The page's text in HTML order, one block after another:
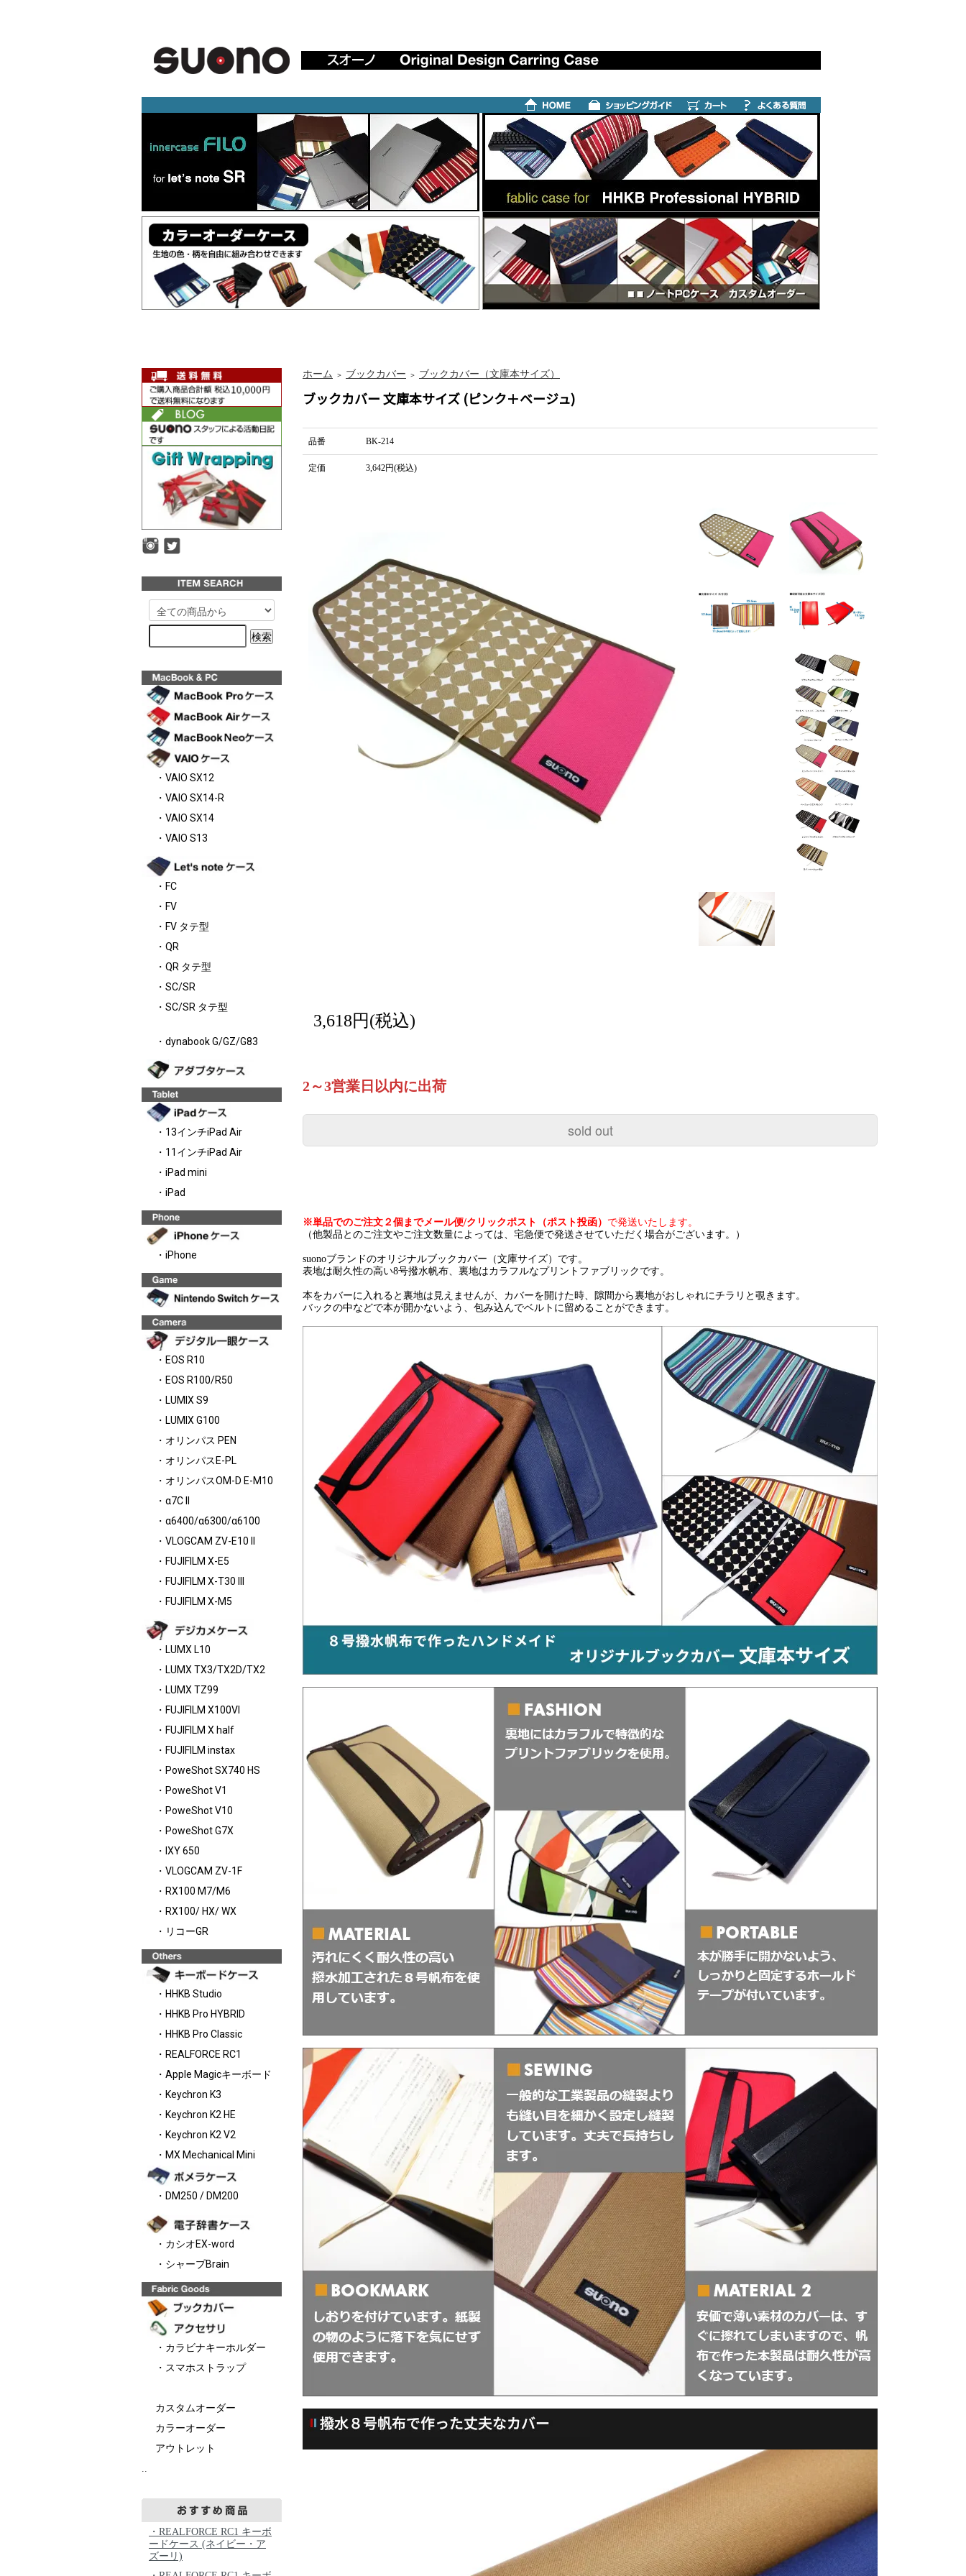
・VAIO SX12
・VAIO SX14-R
・VAIO SX14
・VAIO S13
・FC
・FV
・FV タテ型
・QR
・QR タテ型
・SC/SR
・SC/SR タテ型
・dynabook G/GZ/G83
・13インチiPad Air
・11インチiPad Air
・iPad mini
・iPad
・iPhone
・EOS R10
・EOS R100/R50
・LUMIX S9
・LUMIX G100
・オリンパス PEN
・オリンパスE-PL
・オリンパスOM-D E-M10
・α7C II
・α6400/α6300/α6100
・VLOGCAM ZV-E10 II
・FUJIFILM X-E5
・FUJIFILM X-T30 III
・FUJIFILM X-M5
・LUMX L10
・LUMX TX3/TX2D/TX2
・LUMX TZ99
・FUJIFILM X100VI
・FUJIFILM X half
・FUJIFILM instax
・PoweShot SX740 HS
・PoweShot V1
・PoweShot V10
・PoweShot G7X
・IXY 650
・VLOGCAM ZV-1F
・RX100 M7/M6
・RX100/ HX/ WX
・リコーGR
・HHKB Studio
・HHKB Pro HYBRID
・HHKB Pro Classic
・REALFORCE RC1
・Apple Magicキーボード
・Keychron K3
・Keychron K2 HE
・Keychron K2 V2
・MX Mechanical Mini
・DM250 / DM200
・カシオEX-word
・シャープBrain
・カラビナキーホルダー
・スマホストラップ
カスタムオーダー
カラーオーダー
アウトレット
..
・REALFORCE RC1 キーボ
ードケース (ネイビー・ア
ズーリ)
ホーム ＞ ブックカバー ＞ ブックカバー（文庫本サイズ）
ブックカバー 文庫本サイズ (ピンク＋ベージュ)
品番 BK-214
定価 3,642円(税込)
3,618円(税込)
2～3営業日以内に出荷
sold out
※単品でのご注文２個までメール便/クリックポスト（ポスト投函） で発送いたします。
（他製品とのご注文やご注文数量によっては、宅急便で発送させていただく場合がございます。）
suonoブランドのオリジナルブックカバー（文庫サイズ）です。
表地は耐久性の高い8号撥水帆布、裏地はカラフルなプリントファブリックです。
本をカバーに入れると裏地は見えませんが、カバーを開けた時、隙間から裏地がおしゃれにチラリと覗きます。
バックの中などで本が開かないよう、包み込んでベルトに留めることができます。